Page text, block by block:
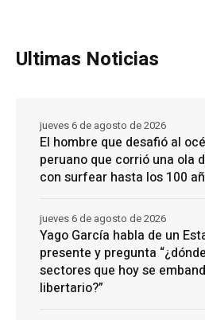
Ultimas Noticias
El hombre que desafió al
peruano que corrió una ola
con surfear hasta los 100
jueves 6 de agosto de 2026
Yago García habla de un
presente y pregunta
sectores que hoy se
libertario?”
jueves 6 de agosto de 2026